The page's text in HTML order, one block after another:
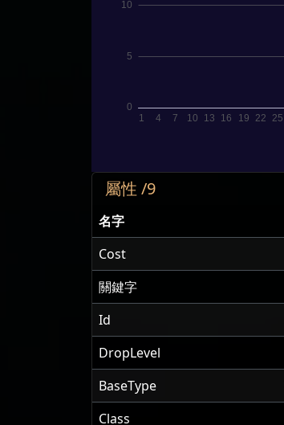
屬性 /9
名字
Cost
關鍵字
Id
DropLevel
BaseType
Class